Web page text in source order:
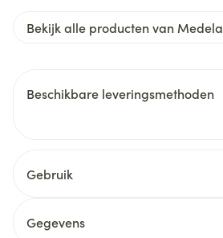
Bekijk alle producten van Medela
Beschikbare leveringsmethoden
Gebruik
Extra dikke dubbele lagen
Gegevens